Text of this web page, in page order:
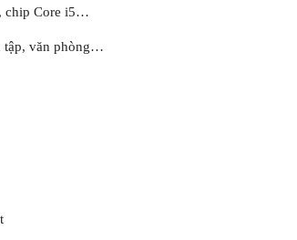
chip Core i5…
tập, văn phòng…